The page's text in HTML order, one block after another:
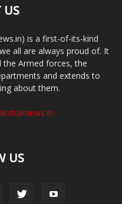
is a first-of-its-kind
all are always proud of. It
Armed forces, the
and extends to
about them.
US